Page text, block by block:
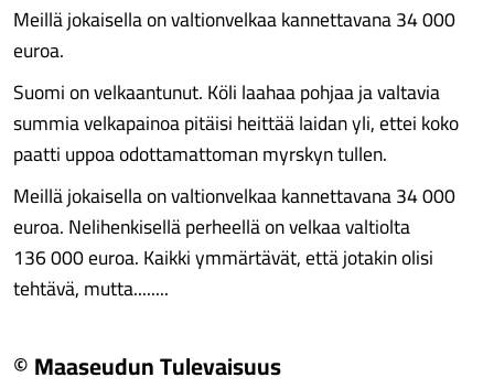
Meillä jokaisella on valtionvelkaa kannettavana 34 000
euroa.
Suomi on velkaantunut. Köli laahaa pohjaa ja valtavia
summia velkapainoa pitäisi heittää laidan yli, ettei koko
paatti uppoa odottamattoman myrskyn tullen.
Meillä jokaisella on valtionvelkaa kannettavana 34 000
euroa. Nelihenkisellä perheellä on velkaa valtiolta
136 000 euroa. Kaikki ymmärtävät, että jotakin olisi
tehtävä, mutta........
© Maaseudun Tulevaisuus